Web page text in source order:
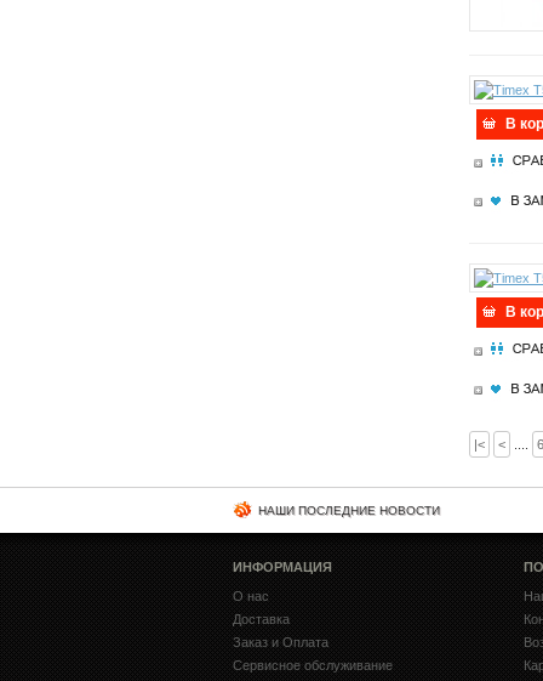
В
В
|< < 6
НАШИ ПОСЛЕДНИЕ НОВОСТИ
ИНФОРМАЦИЯ
О нас
Доставка
Заказ и Оплата
Сервисное обслуживание